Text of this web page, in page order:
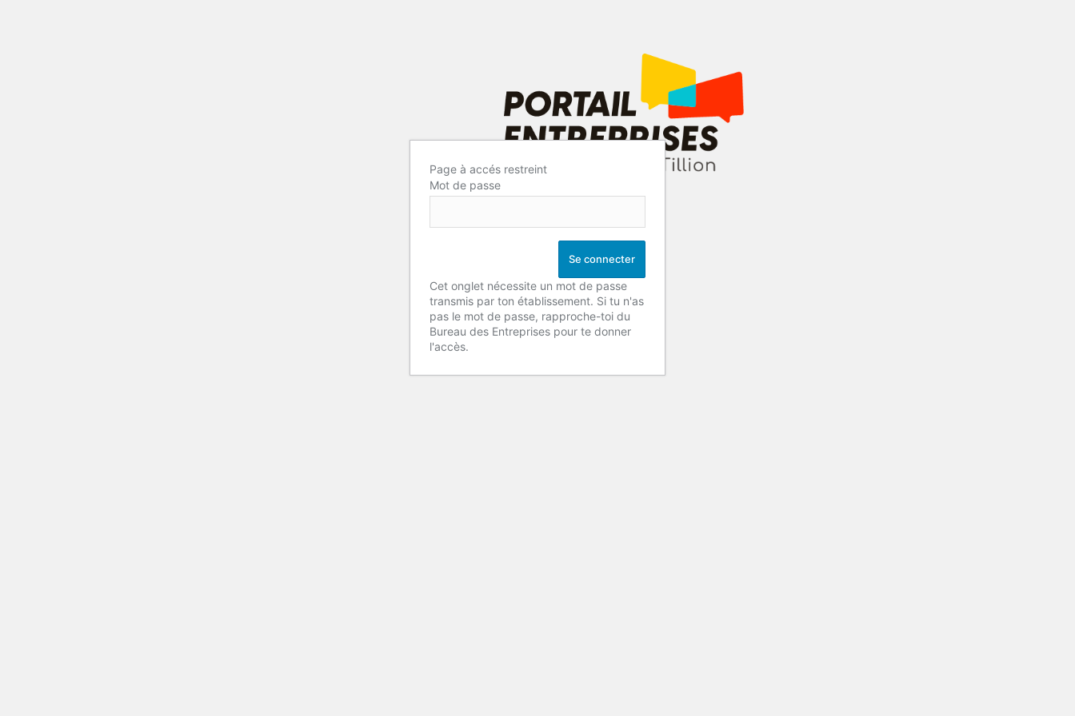
Page à accés restreint
Mot de passe
Cet onglet nécessite un mot de passe
transmis par ton établissement. Si tu n'as
pas le mot de passe, rapproche-toi du
Bureau des Entreprises pour te donner
l'accès.